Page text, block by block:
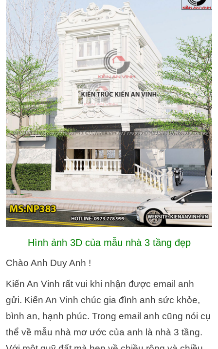
Hình ảnh 3D của mẫu nhà 3 tầng đẹp
Chào Anh Duy Anh !
Kiến An Vinh rất vui khi nhận được email anh
gửi. Kiến An Vinh chúc gia đình anh sức khỏe,
bình an, hạnh phúc. Trong email anh cũng nói cụ
thể về mẫu nhà mơ ước của anh là nhà 3 tầng.